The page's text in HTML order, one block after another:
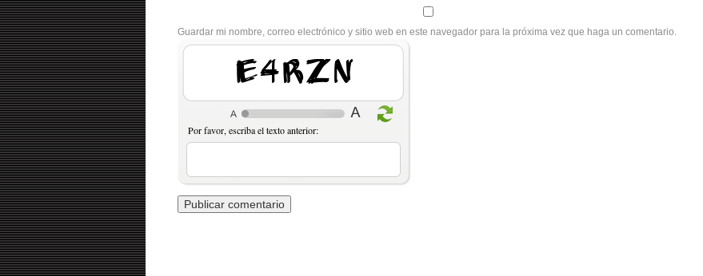
Guardar mi nombre, correo electrónico y sitio web en este navegador para la próxima vez que haga un comentario.
9BbD2
Por favor, escriba el texto anterior: